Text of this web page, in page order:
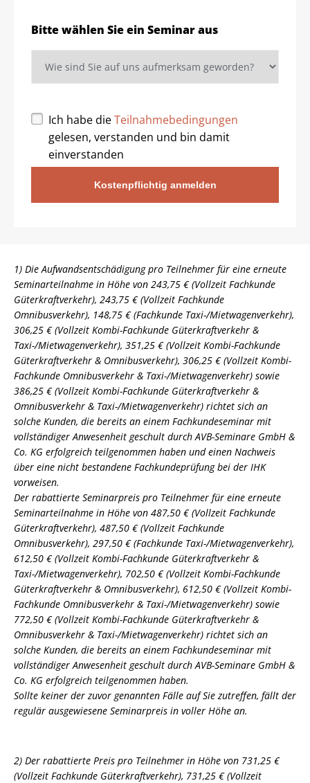
Bitte wählen Sie ein Seminar aus
Ich habe dieTeilnahmebedingungen
gelesen, verstanden und bin damit
einverstanden
Kostenpflichtig anmelden
1) Die Aufwandsentschädigung pro Teilnehmer für eine erneute
Seminarteilnahme in Höhe von 243,75 € (Vollzeit Fachkunde
Güterkraftverkehr), 243,75 € (Vollzeit Fachkunde
Omnibusverkehr), 148,75 € (Fachkunde Taxi-/Mietwagenverkehr),
306,25 € (Vollzeit Kombi-Fachkunde Güterkraftverkehr &
Taxi-/Mietwagenverkehr), 351,25 € (Vollzeit Kombi-Fachkunde
Güterkraftverkehr & Omnibusverkehr), 306,25 € (Vollzeit Kombi-
Fachkunde Omnibusverkehr & Taxi-/Mietwagenverkehr) sowie
386,25 € (Vollzeit Kombi-Fachkunde Güterkraftverkehr &
Omnibusverkehr & Taxi-/Mietwagenverkehr) richtet sich an
solche Kunden, die bereits an einem Fachkundeseminar mit
vollständiger Anwesenheit geschult durch AVB-Seminare GmbH &
Co. KG erfolgreich teilgenommen haben und einen Nachweis
über eine nicht bestandene Fachkundeprüfung bei der IHK
vorweisen.
Der rabattierte Seminarpreis pro Teilnehmer für eine erneute
Seminarteilnahme in Höhe von 487,50 € (Vollzeit Fachkunde
Güterkraftverkehr), 487,50 € (Vollzeit Fachkunde
Omnibusverkehr), 297,50 € (Fachkunde Taxi-/Mietwagenverkehr),
612,50 € (Vollzeit Kombi-Fachkunde Güterkraftverkehr &
Taxi-/Mietwagenverkehr), 702,50 € (Vollzeit Kombi-Fachkunde
Güterkraftverkehr & Omnibusverkehr), 612,50 € (Vollzeit Kombi-
Fachkunde Omnibusverkehr & Taxi-/Mietwagenverkehr) sowie
772,50 € (Vollzeit Kombi-Fachkunde Güterkraftverkehr &
Omnibusverkehr & Taxi-/Mietwagenverkehr) richtet sich an
solche Kunden, die bereits an einem Fachkundeseminar mit
vollständiger Anwesenheit geschult durch AVB-Seminare GmbH &
Co. KG erfolgreich teilgenommen haben.
Sollte keiner der zuvor genannten Fälle auf Sie zutreffen, fällt der
regulär ausgewiesene Seminarpreis in voller Höhe an.
2) Der rabattierte Preis pro Teilnehmer in Höhe von 731,25 €
(Vollzeit Fachkunde Güterkraftverkehr), 731,25 € (Vollzeit